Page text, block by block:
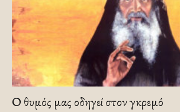
Ο θυμός μας οδηγεί στον γκρεμό